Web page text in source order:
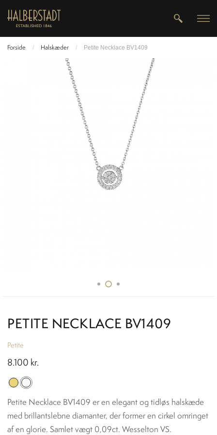
Forside / Halskæder / Petite Necklace BV1409
PETITE NECKLACE BV1409
Petite
8.100 kr.
Petite Necklace BV1409 er en elegant og tidløs halskæde
med brillantslebne diamanter, der former en cirkel omringet
af en glorie. Samlet vægt 0,09ct. Wesselton VS.